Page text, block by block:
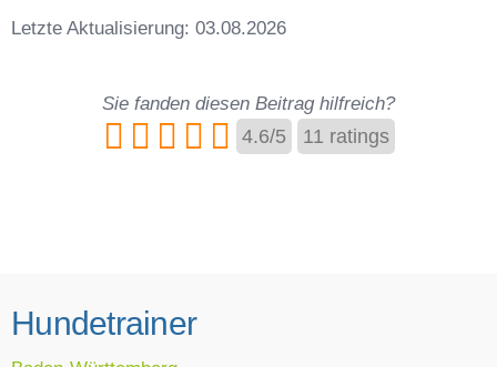
Letzte Aktualisierung: 03.08.2026
Sie fanden diesen Beitrag hilfreich?
4.6/5 11 ratings
Hundetrainer